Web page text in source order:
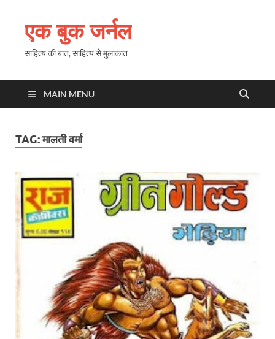
एक बुक जर्नल
साहित्य की बात, साहित्य से मुलाकात
MAIN MENU
TAG:मालती वर्मा